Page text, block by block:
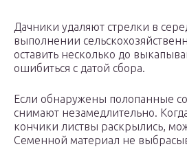
Дачники удаляют стрелки в
выполнении
оставить несколько до
ошибиться с датой сбора.
Если обнаружены полопанные
снимают незамедлительно.
кончики листвы раскрылись,
Семенной материал не